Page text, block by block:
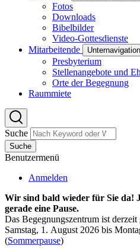
Fotos
Downloads
Bibelbilder
Video-Gottesdienste
Mitarbeitende
Presbyterium
Stellenangebote und
Orte der Begegnung
Raummiete
Suche
Suche
Benutzermenü
Anmelden
Wir sind bald wieder für Sie da!
gerade eine Pause.
Das Begegnungszentrum ist derzeit
Samstag, 1. August 2026 bis
(Sommerpause)